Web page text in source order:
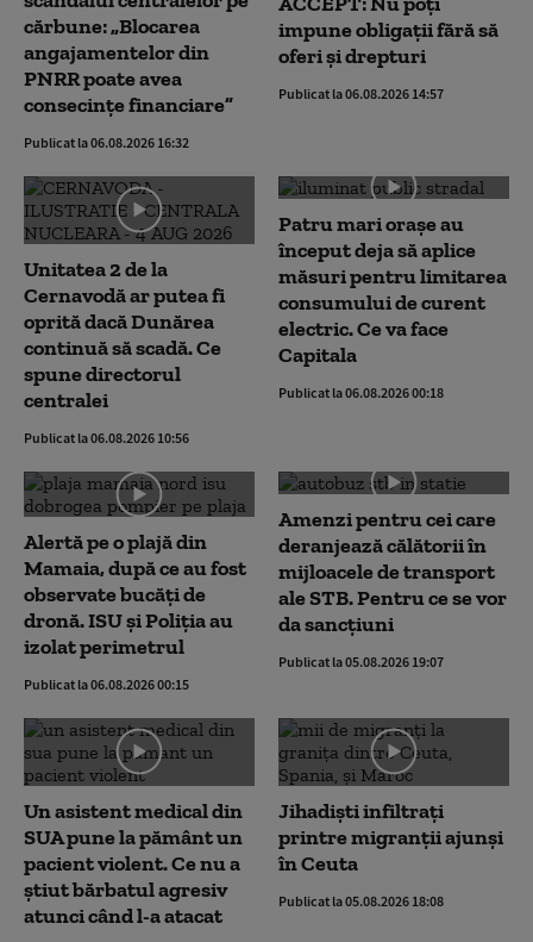
cărbune: „Blocarea
angajamentelor din
PNRR poate avea
consecințe financiare”
Publicat la 06.08.2026 16:32
impune obligații fără să
oferi și drepturi
Publicat la 06.08.2026 14:57
Unitatea 2 de la
Cernavodă ar putea fi
oprită dacă Dunărea
continuă să scadă. Ce
spune directorul
centralei
Publicat la 06.08.2026 10:56
Patru mari orașe au
început deja să aplice
măsuri pentru limitarea
consumului de curent
electric. Ce va face
Capitala
Publicat la 06.08.2026 00:18
Alertă pe o plajă din
Mamaia, după ce au fost
observate bucăți de
dronă. ISU și Poliția au
izolat perimetrul
Publicat la 06.08.2026 00:15
Amenzi pentru cei care
deranjează călătorii în
mijloacele de transport
ale STB. Pentru ce se vor
da sancțiuni
Publicat la 05.08.2026 19:07
Un asistent medical din
SUA pune la pământ un
pacient violent. Ce nu a
știut bărbatul agresiv
atunci când l-a atacat
Jihadiști infiltrați
printre migranții ajunși
în Ceuta
Publicat la 05.08.2026 18:08